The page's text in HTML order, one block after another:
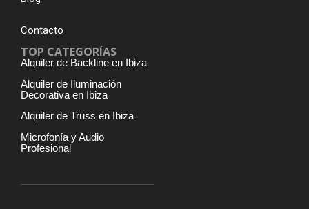
Contacto
TOP CATEGORÍAS
Alquiler de Backline en Ibiza
Alquiler de Iluminación
Decorativa en Ibiza
Alquiler de Truss en Ibiza
Microfonía y Audio
Profesional